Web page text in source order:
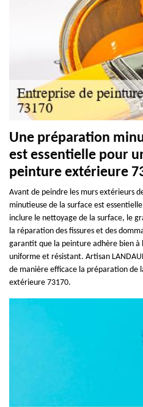
Une préparation
est essentielle pour
peinture extérieure
Avant de peindre les murs extérieurs
minutieuse de la surface est
inclure le nettoyage de la surface, le
la réparation des fissures et des
garantit que la peinture adhère bien
uniforme et résistant. Artisan
de manière efficace la préparation de
extérieure 73170.